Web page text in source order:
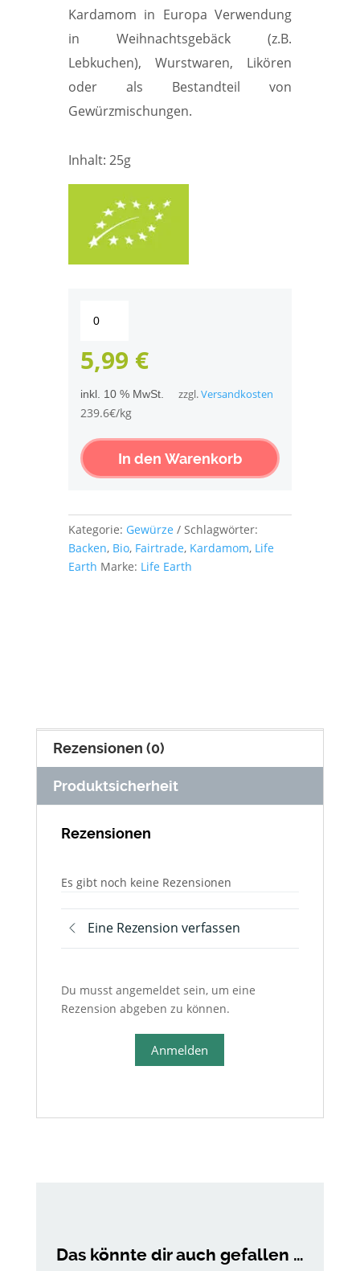
Kardamom in Europa Verwendung
in Weihnachtsgebäck (z.B.
Lebkuchen), Wurstwaren, Likören
oder als Bestandteil von
Gewürzmischungen.
Inhalt: 25g
Earth
Bio
gemahlen
Menge
5,99 €
inkl. 10 % MwSt. zzgl.Versandkosten
239.6€/kg
In den Warenkorb
Kategorie: Gewürze
Schlagwörter:
Backen, Bio, Fairtrade, Kardamom, Life
Earth Marke: Life Earth
Rezensionen (0)
Produktsicherheit
Rezensionen
Es gibt noch keine Rezensionen
Eine Rezension verfassen
Du musst angemeldet sein, um eine
Rezension abgeben zu können.
Anmelden
Das könnte dir auch gefallen …